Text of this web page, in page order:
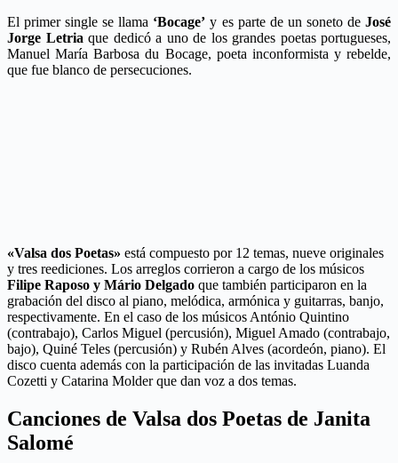
El primer single se llama ‘Bocage’ y es parte de un soneto deJosé
Jorge Letria que dedicó a uno de los grandes poetas portugueses,
Manuel María Barbosa du Bocage, poeta inconformista y rebelde,
que fue blanco de persecuciones.
«Valsa dos Poetas» está compuesto por 12 temas, nueve originales
y tres reediciones. Los arreglos corrieron a cargo de los músicos
Filipe Raposo y Mário Delgado que también participaron en la
grabación del disco al piano, melódica, armónica y guitarras, banjo,
respectivamente. En el caso de los músicos António Quintino
(contrabajo), Carlos Miguel (percusión), Miguel Amado (contrabajo,
bajo), Quiné Teles (percusión) y Rubén Alves (acordeón, piano). El
disco cuenta además con la participación de las invitadas Luanda
Cozetti y Catarina Molder que dan voz a dos temas.
Canciones de Valsa dos Poetas de Janita
Salomé